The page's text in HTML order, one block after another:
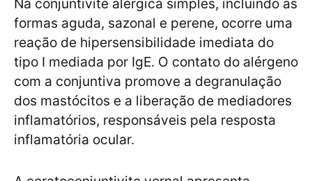
Na conjuntivite alérgica simples, incluindo as
formas aguda, sazonal e perene, ocorre uma
reação de hipersensibilidade imediata do
tipo I mediada por IgE. O contato do alérgeno
com a conjuntiva promove a degranulação
dos mastócitos e a liberação de mediadores
inflamatórios, responsáveis pela resposta
inflamatória ocular.